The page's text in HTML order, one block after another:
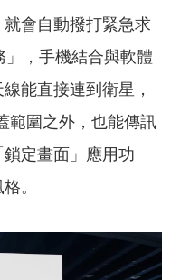
會自動撥打緊急求
」，手機結合與軟體
能直接連到衛星，
範圍之外，也能傳訊
定畫面」應用功
。